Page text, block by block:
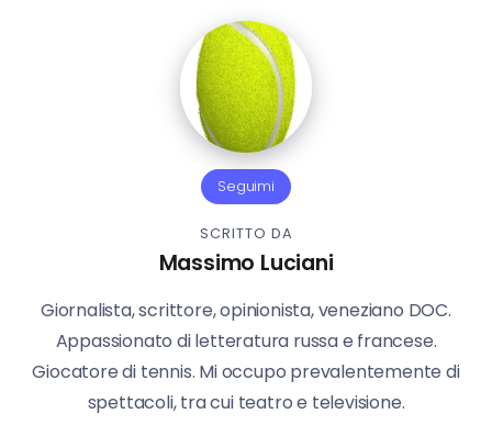
Seguimi
SCRITTO DA
Massimo Luciani
Giornalista, scrittore, opinionista, veneziano DOC.
Appassionato di letteratura russa e francese.
Giocatore di tennis. Mi occupo prevalentemente di
spettacoli, tra cui teatro e televisione.